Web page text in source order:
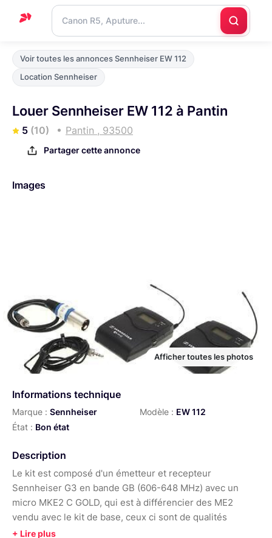
Accueil
Support
contacter
Voir toutes les annonces Sennheiser EW 112
Location Sennheiser
Louer Sennheiser EW 112 à Pantin
5 (10) Pantin , 93500
Partager cette annonce
Images
Afficher toutes les photos
Informations technique
Marque : Sennheiser Modèle : EW 112
État : Bon état
Description
Le kit est composé d'un émetteur et recepteur
Sennheiser G3 en bande GB (606-648 MHz) avec un
micro MKE2 C GOLD, qui est à différencier des ME2
vendu avec le kit de base, ceux ci sont de qualités
similaires aux COS 11 ou DPA 4060.